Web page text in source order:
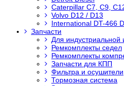
Caterpillar C7, C9,
Volvo D12 / D13
International DT-466
Запчасти
Для
Ремкомплекты седел
Ремкомплекты
Запчасти для КПП
Фильтра и осушители
Тормозная система